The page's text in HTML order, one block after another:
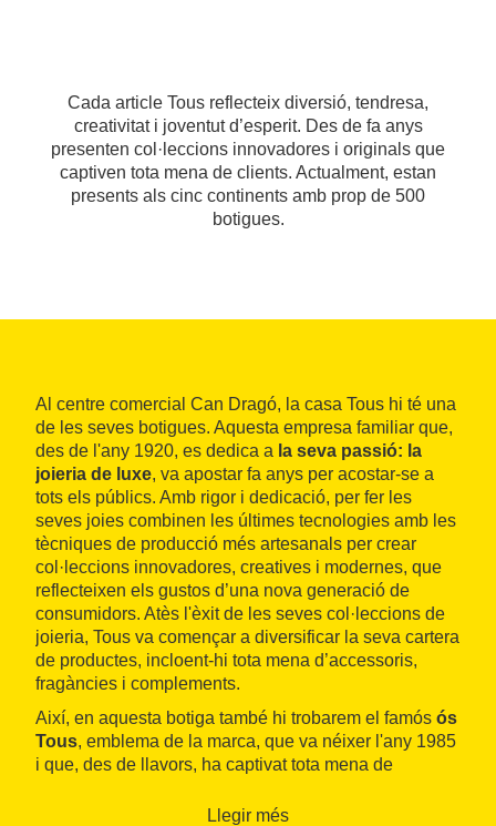
Cada article Tous reflecteix diversió, tendresa,
creativitat i joventut d’esperit. Des de fa anys
presenten col·leccions innovadores i originals que
captiven tota mena de clients. Actualment, estan
presents als cinc continents amb prop de 500
botigues.
Al centre comercial Can Dragó, la casa Tous hi té una
de les seves botigues. Aquesta empresa familiar que,
des de l'any 1920, es dedica a la seva passió: la
joieria de luxe, va apostar fa anys per acostar-se a
tots els públics. Amb rigor i dedicació, per fer les
seves joies combinen les últimes tecnologies amb les
tècniques de producció més artesanals per crear
col·leccions innovadores, creatives i modernes, que
reflecteixen els gustos d’una nova generació de
consumidors. Atès l'èxit de les seves col·leccions de
joieria, Tous va començar a diversificar la seva cartera
de productes, incloent-hi tota mena d’accessoris,
fragàncies i complements.
Així, en aquesta botiga també hi trobarem el famós ós
Tous, emblema de la marca, que va néixer l'any 1985
i que, des de llavors, ha captivat tota mena de
Llegir més